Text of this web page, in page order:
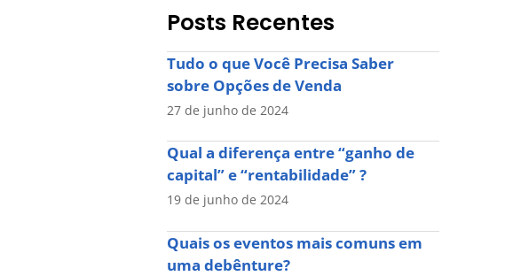
Posts Recentes
Tudo o que Você Precisa Saber
sobre Opções de Venda
27 de junho de 2024
Qual a diferença entre “ganho de
capital” e “rentabilidade” ?
19 de junho de 2024
Quais os eventos mais comuns em
uma debênture?